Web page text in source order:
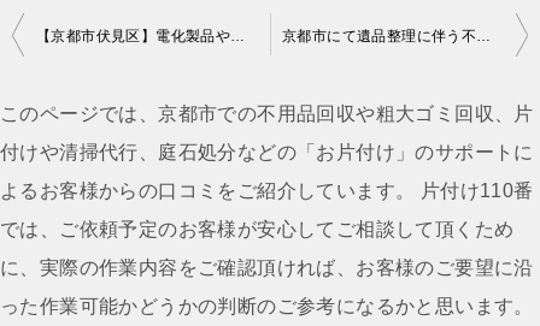
投
ナ
ビ
ゲ
ー
シ
ョ
【京都市伏見区】電化製品や物置小屋の回収！カード決済の対応に喜んでいただけました。 京都市にて遺品整理に伴う不用品回収のご依頼 お客様の声
このページでは、京都市での不用品回収や粗大ゴミ回収、片
付けや清掃代行、庭石処分などの「お片付け」のサポートに
よるお客様からの口コミをご紹介しています。 片付け110番
では、ご依頼予定のお客様が安心してご相談して頂くため
に、実際の作業内容をご確認頂ければ、お客様のご要望に沿
った作業可能かどうかの判断のご参考になるかと思います。